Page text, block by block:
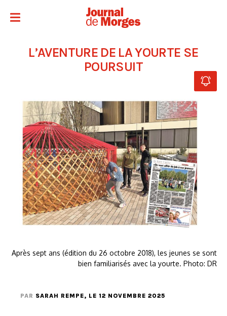
L’AVENTURE DE LA YOURTE SE
POURSUIT
Après sept ans (édition du 26 octobre 2018), les jeunes se sont
bien familiarisés avec la yourte. Photo: DR
PAR SARAH REMPE, LE 12 NOVEMBRE 2025